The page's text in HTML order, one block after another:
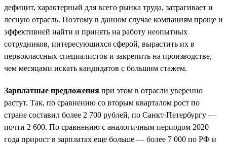
дефицит, характерный для всего рынка труда, затрагивает и
лесную отрасль. Поэтому в данном случае компаниям проще и
эффективней найти и принять на работу неопытных
сотрудников, интересующихся сферой, вырастить их в
первоклассных специалистов и закрепить на производстве,
чем месяцами искать кандидатов с большим стажем.
Зарплатные предложения при этом в отрасли уверенно
растут. Так, по сравнению со вторым кварталом рост по
стране составил более 2 700 рублей, по Санкт-Петербургу —
почти 2 600. По сравнению с аналогичным периодом 2020
года прирост в зарплатах еще больше — более 7 000 по РФ и